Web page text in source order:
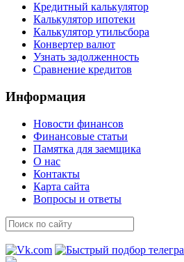
Кредитный калькулятор
Калькулятор ипотеки
Калькулятор утильсбора
Конвертер валют
Узнать задолженность
Сравнение кредитов
Информация
Новости финансов
Финансовые статьи
Памятка для заемщика
О нас
Контакты
Карта сайта
Вопросы и ответы